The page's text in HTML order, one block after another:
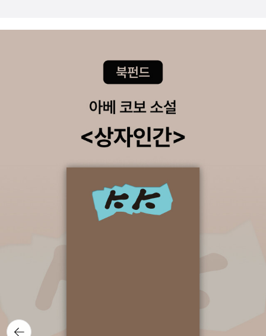
테의 『신곡』과 더불어 세계문학사에 남을 최고의 고전 반열에 올랐
연세대 명예교수의 번역으로 소개된다. 035 복낙원 존 밀턴 지음 |
국의 모든 위대한 문필가들 가운데서도 최상급의 예술가이다. _매슈
아니었다. 그가 이룩한 것은 전례 없는 무엇이었다. _A. J. A. 월덕 인
70행으로 구성된 간결한 서사시이다. 『실낙원』이 감정을 고양시키는
장중하고 화려한 시라면 『복낙원』은 조용하고 어조가 낮으며 웅장하
9년 요코미쓰 리이치상 수상 1980년 일본작가와 비평가가 선정한
뒤로가